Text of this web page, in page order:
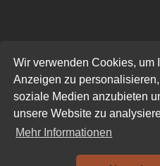
Wir verwenden Cookies, um
Anzeigen zu
soziale Medien anzubieten
unsere Website zu
Mehr Informationen
Buchen
Das sind wir!
Datenschutzerklärung
MTB-Fahrtechnikkurs
MTB-Fahrtechnikkurs